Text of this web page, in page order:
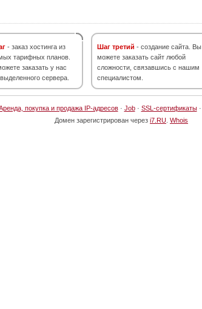
- заказ хостинга из
тарифных планов.
заказать у нас
сервера.
Шаг третий - создание сайта. Вы
можете заказать сайт любой
сложности, связавшись с нашим
специалистом.
покупка и продажа IP-адресов· Job· SSL-сертификаты·
Домен зарегистрирован через i7.RU Whois